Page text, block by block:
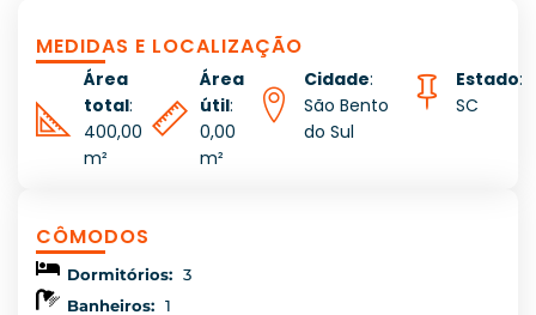
MEDIDAS E LOCALIZAÇÃO
Área
total:
400,00
m²
Área
útil:
0,00
m²
Cidade:
São Bento
do Sul
Estado:
SC
CÔMODOS
Dormitórios: 3
Banheiros: 1